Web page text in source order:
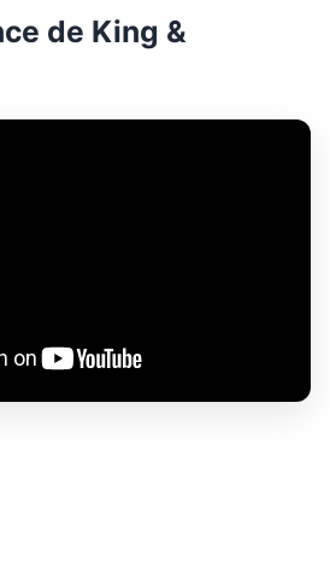
de King &